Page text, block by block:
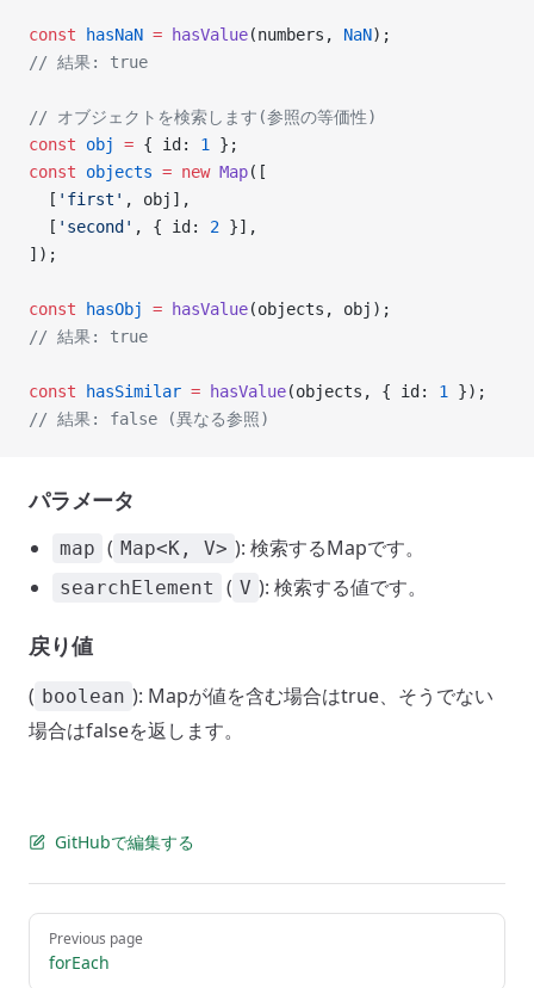
const hasNaN = hasValue(numbers, NaN);
// 結果: true
// オブジェクトを検索します(参照の等価性)
const obj = { id: 1
};
const objects = new Map([
  [
'first' , obj],
  [
'second' , { id: 2 }],
]);
const hasObj = hasValue(objects, obj);
// 結果: true
const hasSimilar = hasValue(objects, { id: 1
});
// 結果: false (異なる参照)
パラメータ
map ( Map<K, V> ): 検索するMapです。
searchElement ( V ): 検索する値です。
戻り値
( boolean ): Mapが値を含む場合はtrue、そうでない
場合はfalseを返します。
GitHubで編集する
Pager
Previous page
forEach